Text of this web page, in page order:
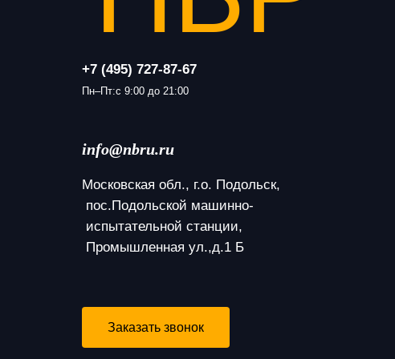
+7 (495) 727-87-67
Пн–Пт:с 9:00 до 21:00
info@nbru.ru
Московская обл., г.о. Подольск,
пос.Подольской машинно-
испытательной станции,
Промышленная ул.,д.1 Б
Заказать звонок